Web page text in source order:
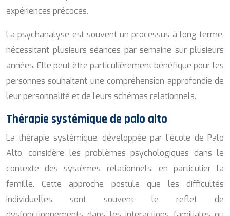
expériences précoces.
La psychanalyse est souvent un processus à long terme,
nécessitant plusieurs séances par semaine sur plusieurs
années. Elle peut être particulièrement bénéfique pour les
personnes souhaitant une compréhension approfondie de
leur personnalité et de leurs schémas relationnels.
Thérapie systémique de palo alto
La thérapie systémique, développée par l’école de Palo
Alto, considère les problèmes psychologiques dans le
contexte des systèmes relationnels, en particulier la
famille. Cette approche postule que les difficultés
individuelles sont souvent le reflet de